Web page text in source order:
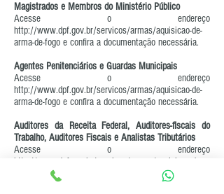
Magistrados e Membros do Ministério Público
Acesse o endereço
http://www.dpf.gov.br/servicos/armas/aquisicao-de-
arma-de-fogo e confira a documentação necessária.
Agentes Penitenciários e Guardas Municipais
Acesse o endereço
http://www.dpf.gov.br/servicos/armas/aquisicao-de-
arma-de-fogo e confira a documentação necessária.
Auditores da Receita Federal, Auditores-fiscais do
Trabalho, Auditores Fiscais e Analistas Tributários
Acesse o endereço
http://www.dpf.gov.br/servicos/armas/aquisicao-de-
arma-de-fogo
e confira a documentação necessária.